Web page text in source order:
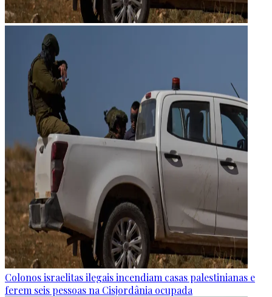
Colonos israelitas ilegais incendiam casas palestinianas e
ferem seis pessoas na Cisjordânia ocupada